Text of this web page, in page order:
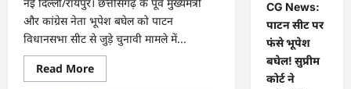
और कांग्रेस नेता भूपेश बघेल को पाटन
विधानसभा सीट से जुड़े चुनावी मामले में...
Read MoreRead
more
CG News:
पाटन सीट पर
फंसे भूपेश
बघेल! सुप्रीम
कोर्ट ने